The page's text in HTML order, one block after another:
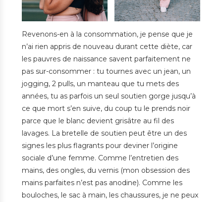
Revenons-en à la consommation, je pense que je
n’ai rien appris de nouveau durant cette diète, car
les pauvres de naissance savent parfaitement ne
pas sur-consommer : tu tournes avec un jean, un
jogging, 2 pulls, un manteau que tu mets des
années, tu as parfois un seul soutien gorge jusqu’à
ce que mort s’en suive, du coup tu le prends noir
parce que le blanc devient grisâtre au fil des
lavages. La bretelle de soutien peut être un des
signes les plus flagrants pour deviner l’origine
sociale d’une femme. Comme l’entretien des
mains, des ongles, du vernis (mon obsession des
mains parfaites n’est pas anodine). Comme les
bouloches, le sac à main, les chaussures, je ne peux